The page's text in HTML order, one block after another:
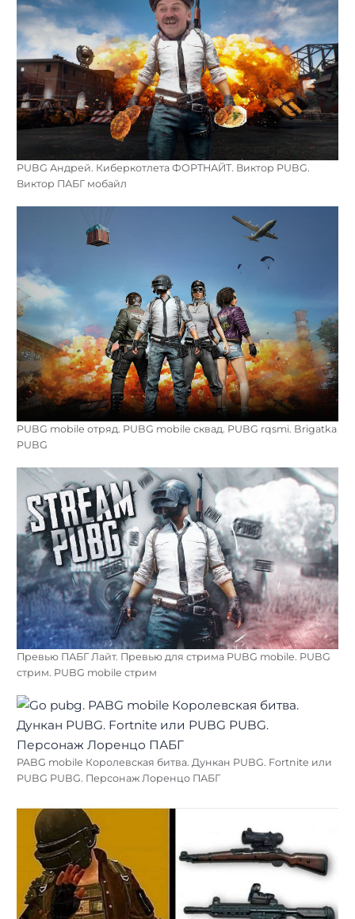
PUBG Андрей. Киберкотлета ФОРТНАЙТ. Виктор PUBG.
Виктор ПАБГ мобайл
PUBG mobile отряд. PUBG mobile сквад. PUBG rqsmi. Brigatka
PUBG
Превью ПАБГ Лайт. Превью для стрима PUBG mobile. PUBG
стрим. PUBG mobile стрим
PABG mobile Королевская битва. Дункан PUBG. Fortnite или
PUBG PUBG. Персонаж Лоренцо ПАБГ